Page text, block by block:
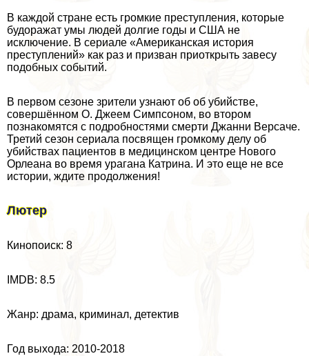
В каждой стране есть громкие преступления, которые
будоражат умы людей долгие годы и США не
исключение. В сериале «Американская история
преступлений» как раз и призван приоткрыть завесу
подобных событий.
В первом сезоне зрители узнают об об убийстве,
совершённом О. Джеем Симпсоном, во втором
познакомятся с подробностями cмepти Джанни Версаче.
Третий сезон сериала посвящен громкому делу об
убийствах пациентов в медицинском центре Нового
Орлеана во время урагана Катрина. И это еще не все
истории, ждите продолжения!
Лютер
Кинопоиск: 8
IMDB: 8.5
Жанр: драма, криминал, детектив
Год выхода: 2010-2018